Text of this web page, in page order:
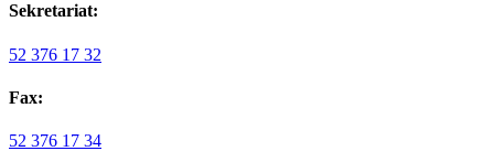
Sekretariat:
52 376 17 32
Fax:
52 376 17 34